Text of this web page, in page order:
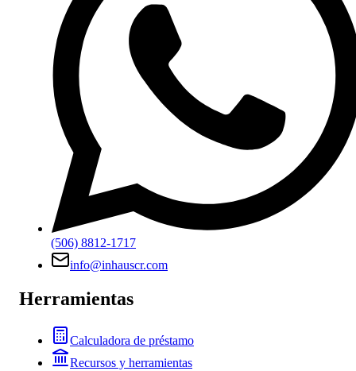
(506) 8812-1717
info@inhauscr.com
Herramientas
Calculadora de préstamo
Recursos y herramientas